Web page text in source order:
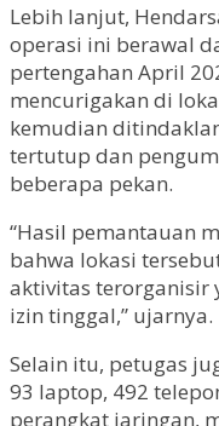
Lebih lanjut,
operasi ini berawal
pertengahan April
mencurigakan di
kemudian
tertutup dan
beberapa pekan.
“Hasil pemantauan
bahwa lokasi
aktivitas terorganisir
izin tinggal,” ujarnya.
Selain itu, petugas
93 laptop, 492
perangkat jaringan,